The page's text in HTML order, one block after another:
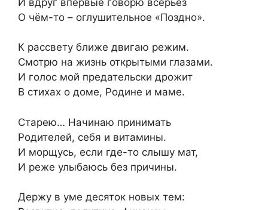
О чём-то – оглушительное «Поздно».
К рассвету ближе двигаю режим.
Смотрю на жизнь открытыми глазами.
И голос мой предательски дрожит
В стихах о доме, Родине и маме.
Старею… Начинаю принимать
Родителей, себя и витамины.
И морщусь, если где-то слышу мат,
И реже улыбаюсь без причины.
Держу в уме десяток новых тем: